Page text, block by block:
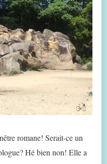
romane! Serait-ce un
Hé bien non! Elle a